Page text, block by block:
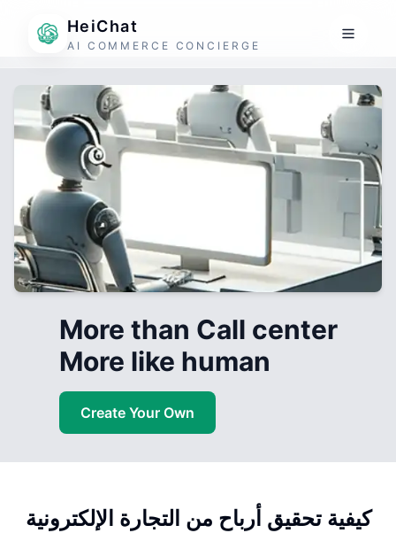
HeiChat
AI COMMERCE CONCIERGE
More than Call center
More like human
Create Your Own
كيفية تحقيق أرباح من التجارة الإلكترونية